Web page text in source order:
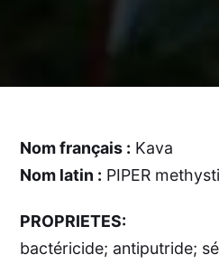
Nom français : Kava
Nom latin : PIPER
PROPRIETES:
bactéricide; antiputride;